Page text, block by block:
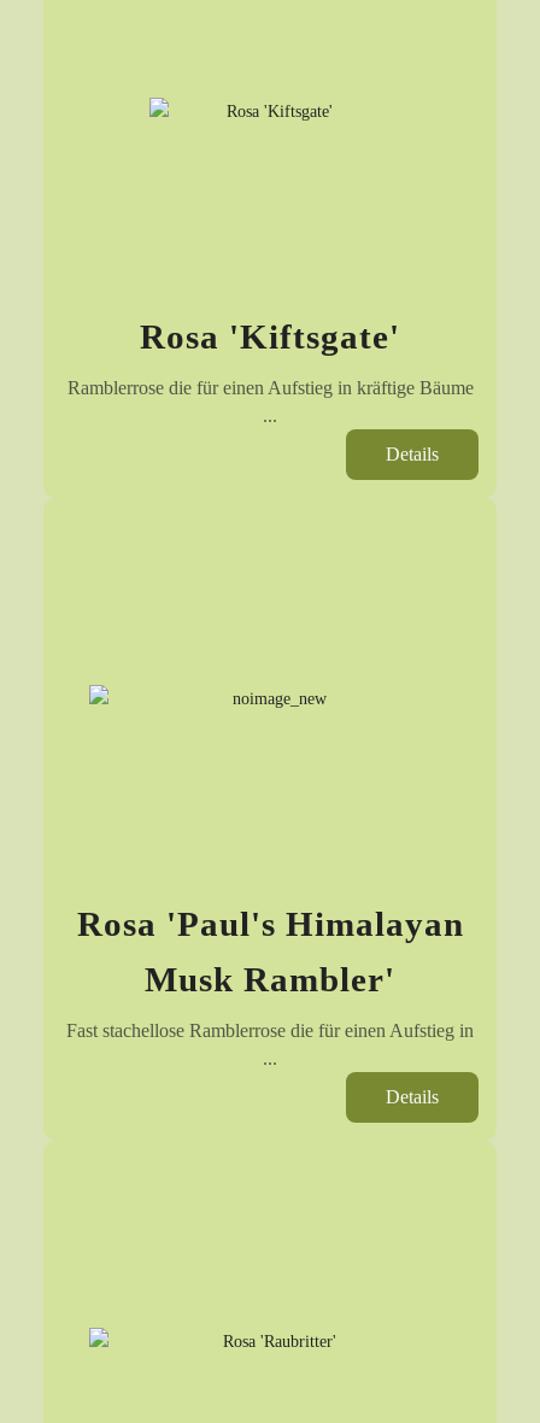
Rosa 'Kiftsgate'
Ramblerrose die für einen Aufstieg in kräftige Bäume
...
Details
Rosa 'Paul's Himalayan
Musk Rambler'
Fast stachellose Ramblerrose die für einen Aufstieg in
...
Details